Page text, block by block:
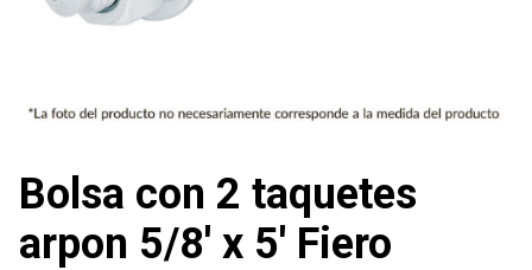
Bolsa con 2 taquetes
arpon 5/8′ x 5′ Fiero